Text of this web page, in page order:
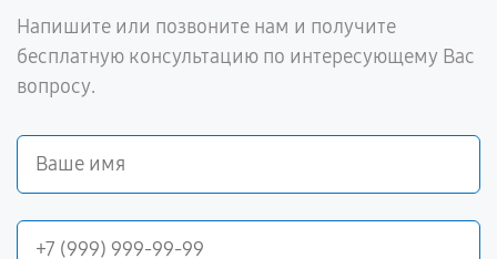
Напишите или позвоните нам и получите
бесплатную консультацию по интересующему Вас
вопросу.